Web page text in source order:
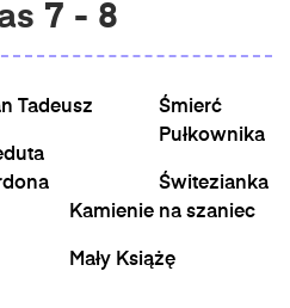
7 - 8
Tadeusz
Śmierć
Pułkownika
Świtezianka
Kamienie na szaniec
Mały Książę